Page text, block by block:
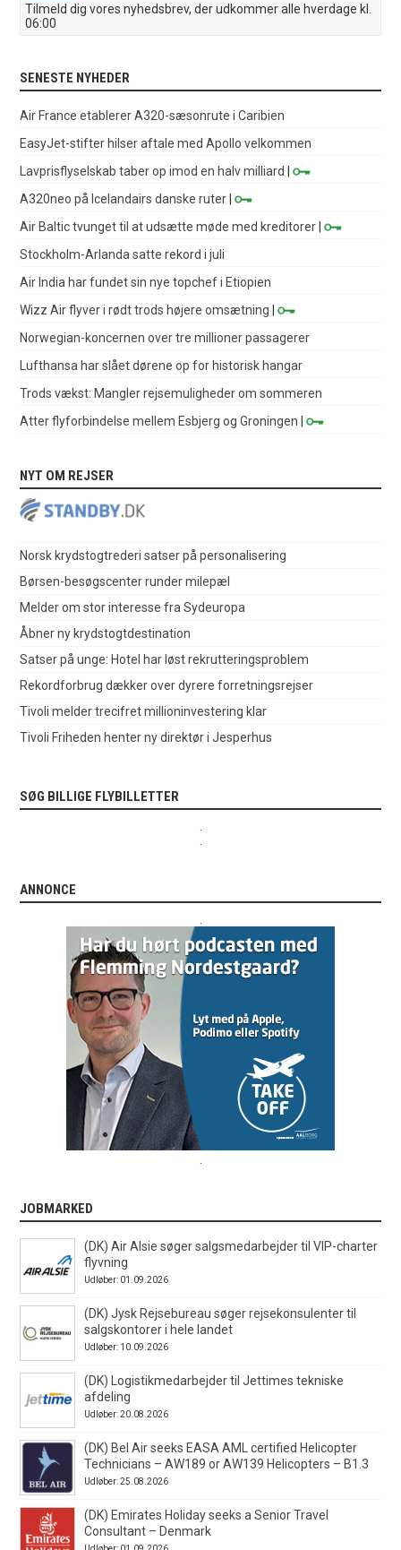
Tilmeld dig vores nyhedsbrev, der udkommer alle hverdage kl.
06:00
SENESTE NYHEDER
Air France etablerer A320-sæsonrute i Caribien
EasyJet-stifter hilser aftale med Apollo velkommen
Lavprisflyselskab taber op imod en halv milliard
|
A320neo på Icelandairs danske ruter |
Air Baltic tvunget til at udsætte møde med kreditorer |
Stockholm-Arlanda satte rekord i juli
Air India har fundet sin nye topchef i Etiopien
Wizz Air flyver i rødt trods højere omsætning |
Norwegian-koncernen over tre millioner passagerer
Lufthansa har slået dørene op for historisk hangar
Trods vækst: Mangler rejsemuligheder om sommeren
Atter flyforbindelse mellem Esbjerg og Groningen |
NYT OM REJSER
Norsk krydstogtrederi satser på personalisering
Børsen-besøgscenter runder milepæl
Melder om stor interesse fra Sydeuropa
Åbner ny krydstogtdestination
Satser på unge: Hotel har løst rekrutteringsproblem
Rekordforbrug dækker over dyrere forretningsrejser
Tivoli melder trecifret millioninvestering klar
Tivoli Friheden henter ny direktør i Jesperhus
SØG BILLIGE FLYBILLETTER
ANNONCE
JOBMARKED
(DK) Air Alsie søger salgsmedarbejder til VIP-charter
flyvning
Udløber: 01.09.2026
(DK) Jysk Rejsebureau søger rejsekonsulenter til
salgskontorer i hele landet
Udløber: 10.09.2026
(DK) Logistikmedarbejder til Jettimes tekniske
afdeling
Udløber: 20.08.2026
(DK) Bel Air seeks EASA AML certified Helicopter
Technicians – AW189 or AW139 Helicopters – B1.3
Udløber: 25.08.2026
(DK) Emirates Holiday seeks a Senior Travel
Consultant – Denmark